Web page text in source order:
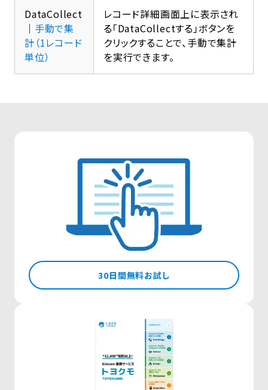
DataCollect
｜ 手動で集
計（1レコード
単位）
レコード詳細画面上に表示され
る「DataCollectする」ボタンを
クリックすることで、手動で集計
を実行できます。
30日間無料お試し